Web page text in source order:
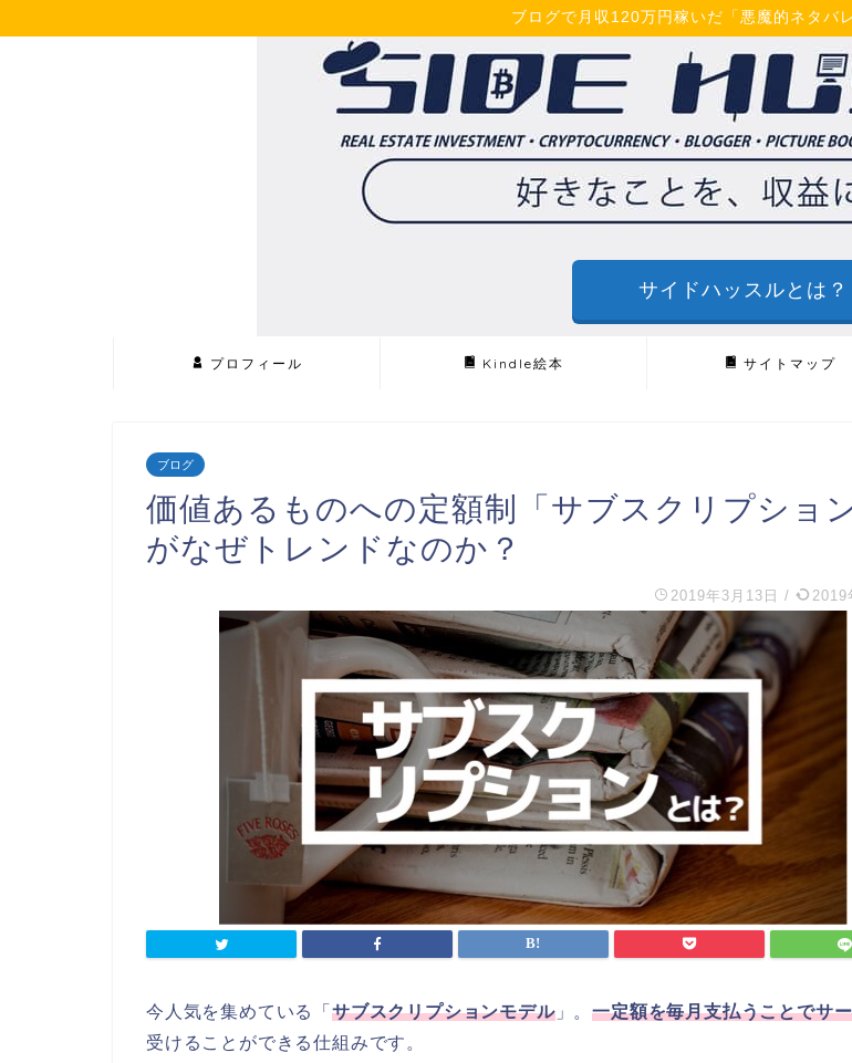
ブログで月収120万円稼いだ「悪魔的ネタバ
サイドハッスルとは？
プロフィール Kindle絵本 サイトマップ
ブログ
価値あるものへの定額制「サブスクリプション
がなぜトレンドなのか？
2019年3月13日 / 2019
今人気を集めている「 サブスクリプションモデル」。一定額を毎月支払うことでサ
受けることができる仕組みです。